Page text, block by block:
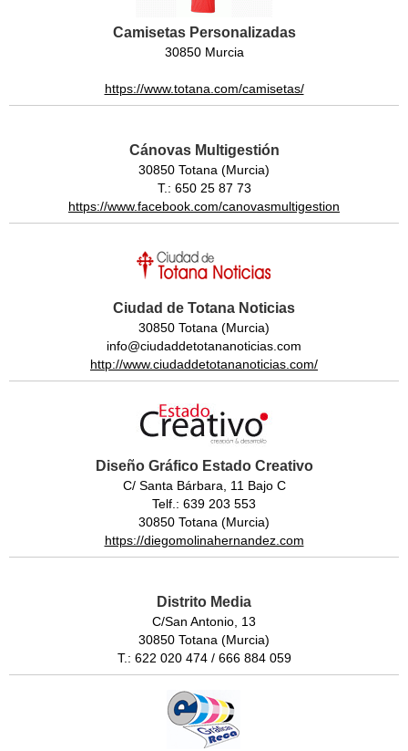
Camisetas Personalizadas
30850 Murcia
https://www.totana.com/camisetas/
Cánovas Multigestión
30850 Totana (Murcia)
T.: 650 25 87 73
https://www.facebook.com/canovasmultigestion
Ciudad de Totana Noticias
30850 Totana (Murcia)
info@ciudaddetotananoticias.com
http://www.ciudaddetotananoticias.com/
Diseño Gráfico Estado Creativo
C/ Santa Bárbara, 11 Bajo C
Telf.: 639 203 553
30850 Totana (Murcia)
https://diegomolinahernandez.com
Distrito Media
C/San Antonio, 13
30850 Totana (Murcia)
T.: 622 020 474 / 666 884 059